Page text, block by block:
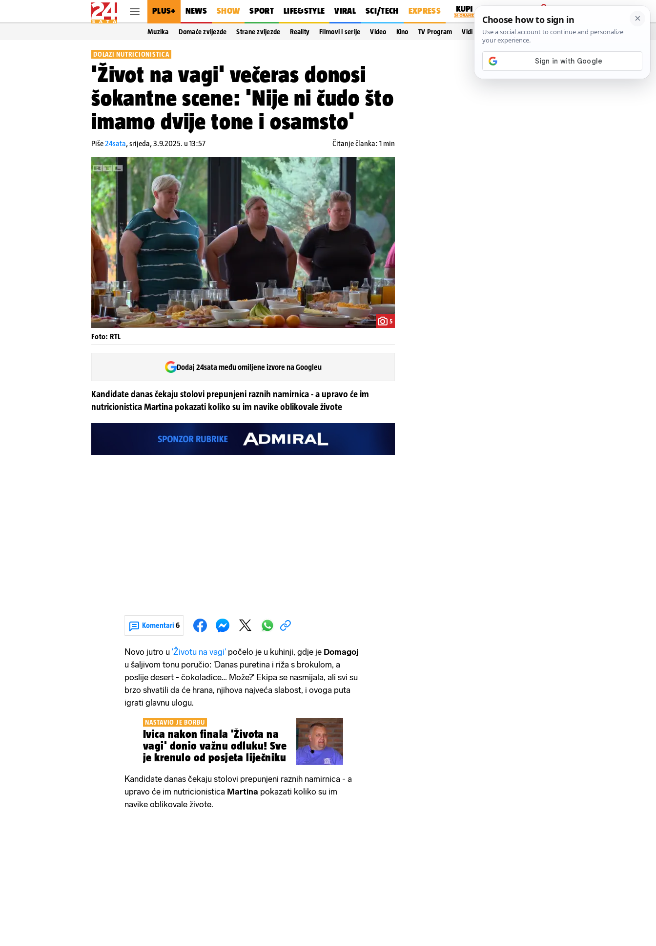
PLUS+ NEWS SHOW SPORT LIFE&STYLE VIRAL SCI/TECH EXPRESS
PRIJAVA
Muzika Domaće zvijezde Strane zvijezde Reality Filmovi i serije Video Kino TV Program Vidi još…
DOLAZI NUTRICIONISTICA
'Život na vagi' večeras donosi
šokantne scene: 'Nije ni čudo što
imamo dvije tone i osamsto'
Piše24sata,srijeda, 3.9.2025. u 13:57 Čitanje članka: 1 min
5
Foto: RTL
Dodaj 24sata među omiljene izvore na Googleu
Kandidate danas čekaju stolovi prepunjeni raznih namirnica - a upravo će im
nutricionistica Martina pokazati koliko su im navike oblikovale živote
Komentari 6
Novo jutro u 'Životu na vagi' počelo je u kuhinji, gdje je Domagoj
u šaljivom tonu poručio: 'Danas puretina i riža s brokulom, a
poslije desert - čokoladice… Može?' Ekipa se nasmijala, ali svi su
brzo shvatili da će hrana, njihova najveća slabost, i ovoga puta
igrati glavnu ulogu.
NASTAVIO JE BORBU
Ivica nakon finala 'Života na
vagi' donio važnu odluku! Sve
je krenulo od posjeta liječniku
Kandidate danas čekaju stolovi prepunjeni raznih namirnica - a
upravo će im nutricionistica Martina pokazati koliko su im
navike oblikovale živote.